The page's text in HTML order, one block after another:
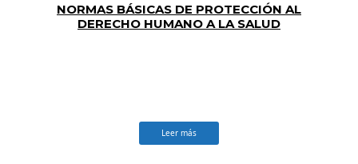
NORMAS BÁSICAS DE PROTECCIÓN AL
DERECHO HUMANO A LA SALUD
Leer más